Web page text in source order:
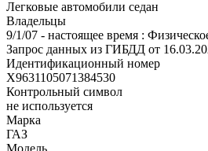
Легковые автомобили седан
Владельцы
9/1/07 - настоящее время :
Запрос данных из ГИБДД от
Идентификационный номер
X9631105071384530
Контрольный символ
не используется
Марка
ГАЗ
Модель